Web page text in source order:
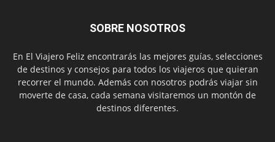
SOBRE NOSOTROS
En El Viajero Feliz encontrarás las mejores guías, selecciones
de destinos y consejos para todos los viajeros que quieran
recorrer el mundo. Además con nosotros podrás viajar sin
moverte de casa, cada semana visitaremos un montón de
destinos diferentes.